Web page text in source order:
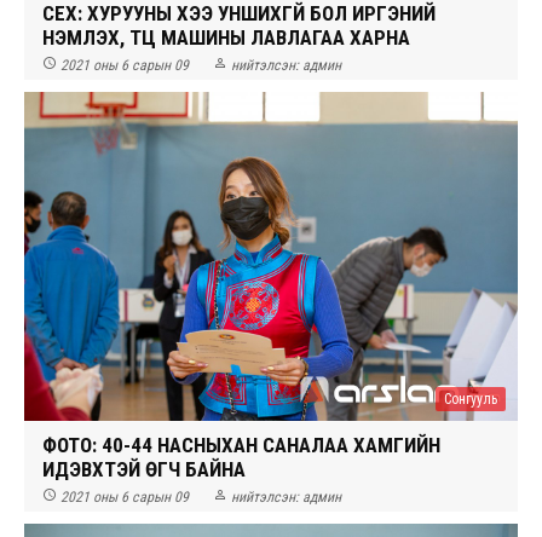
СЕХ: ХУРУУНЫ ХЭЭ УНШИХГҮЙ БОЛ ИРГЭНИЙ
ҮНЭМЛЭХ, ТҮЦ МАШИНЫ ЛАВЛАГАА ХАРНА
 2021 оны 6 сарын 09  нийтэлсэн: админ
Сонгууль
ФОТО: 40-44 НАСНЫХАН САНАЛАА ХАМГИЙН
ИДЭВХТЭЙ ӨГЧ БАЙНА
 2021 оны 6 сарын 09  нийтэлсэн: админ